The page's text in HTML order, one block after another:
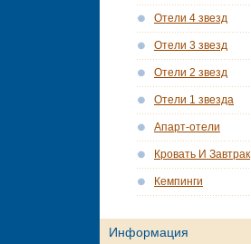
Отели 4 звезд
Отели 3 звезд
Отели 2 звезд
Отели 1 звезда
Апарт-отели
Кровать И Завтрак
Кемпинги
Информация